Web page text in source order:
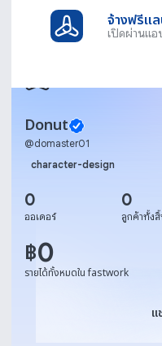
จ้างฟรีแ
เปิดผ่านแ
Donut
@domaster01
character-design
0
ออเดอร์
0
ลูกค้าทั้ง
฿0
รายได้ทั้งหมดใน fastwork
แชทกับ